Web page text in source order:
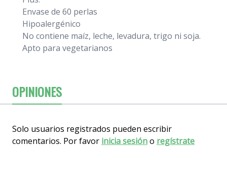
Envase de 60 perlas
Hipoalergénico
No contiene maíz, leche, levadura, trigo ni soja.
Apto para vegetarianos
OPINIONES
Solo usuarios registrados pueden escribir
comentarios. Por favor inicia sesióno regístrate